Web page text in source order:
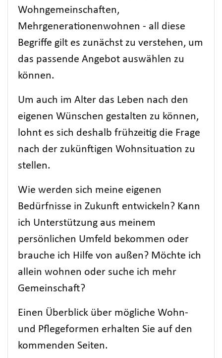
Wohngemeinschaften,
Mehrgenerationenwohnen - all diese
Begriffe gilt es zunächst zu verstehen, um
das passende Angebot auswählen zu
können.
Um auch im Alter das Leben nach den
eigenen Wünschen gestalten zu können,
lohnt es sich deshalb frühzeitig die Frage
nach der zukünftigen Wohnsituation zu
stellen.
Wie werden sich meine eigenen
Bedürfnisse in Zukunft entwickeln? Kann
ich Unterstützung aus meinem
persönlichen Umfeld bekommen oder
brauche ich Hilfe von außen? Möchte ich
allein wohnen oder suche ich mehr
Gemeinschaft?
Einen Überblick über mögliche Wohn-
und Pflegeformen erhalten Sie auf den
kommenden Seiten.